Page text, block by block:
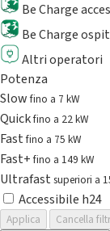
Be Charge
Be Charge
Altri operatori
Potenza
Slowfino a 7 kW
Quickfino a 22 kW
Fastfino a 75 kW
Fast+fino a 149 kW
Ultrafast superiori a
Accessibile h24
Applica
Cancella